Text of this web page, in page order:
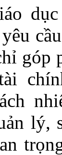
góp
lý,